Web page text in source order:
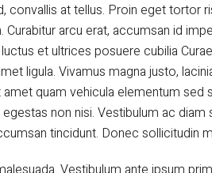
at tellus. Proin eget tortor
arcu erat, accumsan id
et ultrices posuere cubilia
ligula. Vivamus magna justo,
quam vehicula elementum sed
non nisi. Vestibulum ac
tincidunt. Donec sollicitudin